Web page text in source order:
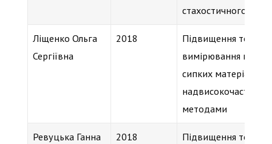
стахостичного
Ліщенко Ольга
Сергіївна
2018
Підвищення
вимірювання
сипких матеріалів
методами
Ревуцька Ганна
2018
Підвищення